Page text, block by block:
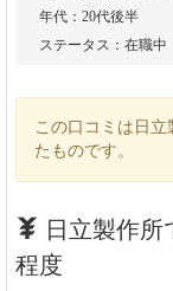
年代：20代後半
ステータス：在職中
この口コミは日
たものです。
日立製作所
程度